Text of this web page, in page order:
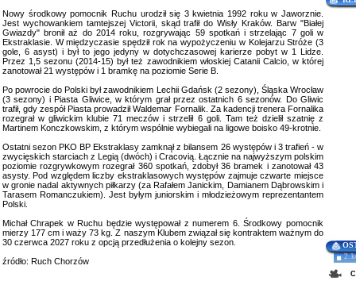
Nowy środkowy pomocnik Ruchu urodził się 3 kwietnia 1992 roku w Jaworznie.
Jest wychowankiem tamtejszej Victorii, skąd trafił do Wisły Kraków. Barw "Białej
Gwiazdy" bronił aż do 2014 roku, rozgrywając 59 spotkań i strzelając 7 goli w
Ekstraklasie. W międzyczasie spędził rok na wypożyczeniu w Kolejarzu Stróże (3
gole, 6 asyst) i był to jego jedyny w dotychczasowej karierze pobyt w 1 Lidze.
Przez 1,5 sezonu (2014-15) był też zawodnikiem włoskiej Catanii Calcio, w której
zanotował 21 występów i 1 bramkę na poziomie Serie B.
Po powrocie do Polski był zawodnikiem Lechii Gdańsk (2 sezony), Śląska Wrocław
(3 sezony) i Piasta Gliwice, w którym grał przez ostatnich 6 sezonów. Do Gliwic
trafił, gdy zespół Piasta prowadził Waldemar Fornalik. Za kadencji trenera Fornalika
rozegrał w gliwickim klubie 71 meczów i strzelił 6 goli. Tam też dzielił szatnię z
Martinem Konczkowskim, z którym wspólnie wybiegali na ligowe boisko 49-krotnie.
Ostatni sezon PKO BP Ekstraklasy zamknął z bilansem 26 występów i 3 trafień - w
zwycięskich starciach z Legią (dwóch) i Cracovią. Łącznie na najwyższym polskim
poziomie rozgrywkowym rozegrał 360 spotkań, zdobył 36 bramek i zanotował 43
asysty. Pod względem liczby ekstraklasowych występów zajmuje czwarte miejsce
w gronie nadal aktywnych piłkarzy (za Rafałem Janickim, Damianem Dąbrowskim i
Tarasem Romanczukiem). Jest byłym juniorskim i młodzieżowym reprezentantem
Polski.
Michał Chrapek w Ruchu będzie występował z numerem 6. Środkowy pomocnik
mierzy 177 cm i waży 73 kg. Z naszym Klubem związał się kontraktem ważnym do
30 czerwca 2027 roku z opcją przedłużenia o kolejny sezon.
źródło: Ruch Chorzów
2.